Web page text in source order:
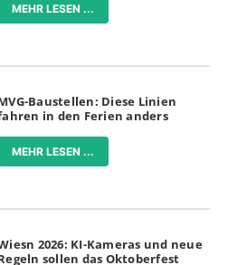
MEHR LESEN ...
Baustellen: Diese Linien
in den Ferien anders
MEHR LESEN ...
2026: KI-Kameras und neue
sollen das Oktoberfest